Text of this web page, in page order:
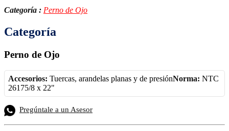
Categoría : Perno de Ojo
Categoría
Perno de Ojo
Accesorios: Tuercas, arandelas planas y de presiónNorma: NTC
26175/8 x 22"
Pregúntale a un Asesor